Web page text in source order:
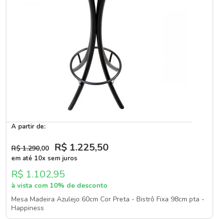
A partir de:
R$ 1.290,00 R$ 1.225,50
em até 10x sem juros
R$ 1.102,95
à vista com 10% de desconto
Mesa Madeira Azulejo 60cm Cor Preta - Bistrô Fixa 98cm pta -
Happiness